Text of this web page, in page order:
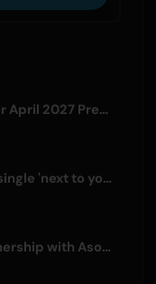
TV Anime 'Shozen' Set for April 2027 Premiere on Fuji TV
Sagiri Sol releases new single 'next to your love' after hiatus
Kizuna AI Deepens Partnership with Asobisystem Ahead of 10th Anniversary World Tour